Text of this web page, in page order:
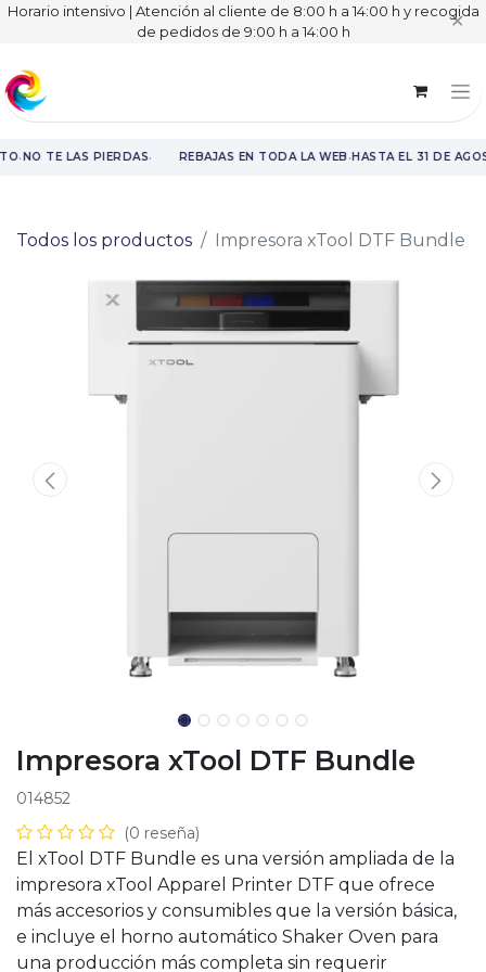
Horario intensivo | Atención al cliente de 8:00 h a 14:00 h y recogida
de pedidos de 9:00 h a 14:00 h
✕
·NO TE LAS PIERDAS· REBAJAS EN TODA LA WEB·HASTA EL 31 DE
Todos los productos Impresora xTool DTF Bundle
Impresora xTool DTF Bundle
014852
(0 reseña)
El xTool DTF Bundle es una versión ampliada de la
impresora xTool Apparel Printer DTF que ofrece
más accesorios y consumibles que la versión básica,
e incluye el horno automático Shaker Oven para
una producción más completa sin requerir